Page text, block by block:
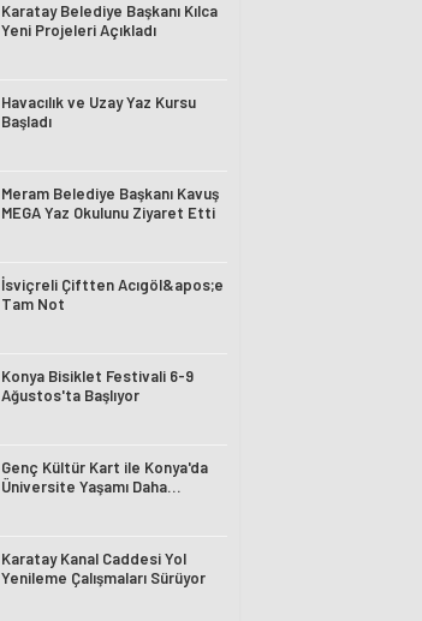
Karatay Belediye Başkanı Kılca
Yeni Projeleri Açıkladı
Havacılık ve Uzay Yaz Kursu
Başladı
Meram Belediye Başkanı Kavuş
MEGA Yaz Okulunu Ziyaret Etti
İsviçreli Çiftten Acıgöl&apos;e
Tam Not
Konya Bisiklet Festivali 6-9
Ağustos'ta Başlıyor
Genç Kültür Kart ile Konya'da
Üniversite Yaşamı Daha
Karatay Kanal Caddesi Yol
Yenileme Çalışmaları Sürüyor